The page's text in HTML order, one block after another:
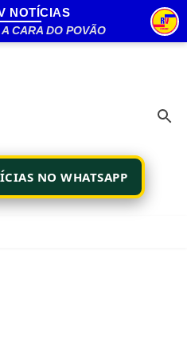
principal
NOTÍCIAS
CARA DO POVÃO
NO WHATSAPP